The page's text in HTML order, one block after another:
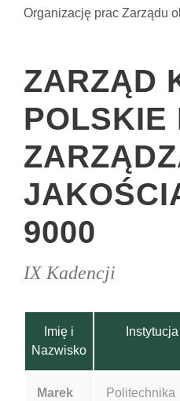
Organizację prac Zarządu
ZARZĄD
POLSKIE
9000
IX Kadencji
Imię i
Nazwisko
Instytucja
Marek
Politechnika